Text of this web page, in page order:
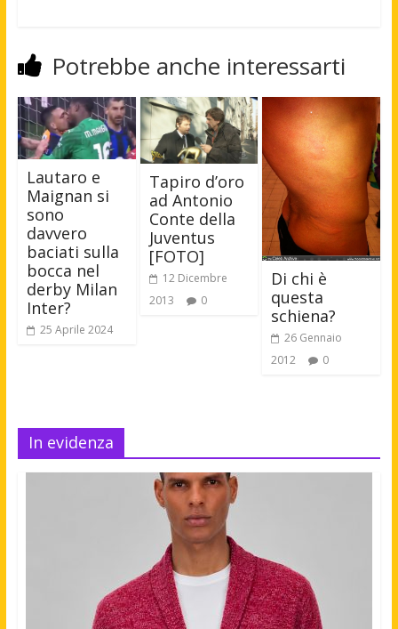
Potrebbe anche interessarti
Lautaro e
Maignan si
sono
davvero
baciati sulla
bocca nel
derby Milan
Inter?
25 Aprile 2024
Tapiro d’oro
ad Antonio
Conte della
Juventus
[FOTO]
12 Dicembre
2013
0
Di chi è
questa
schiena?
26 Gennaio
2012
0
In evidenza